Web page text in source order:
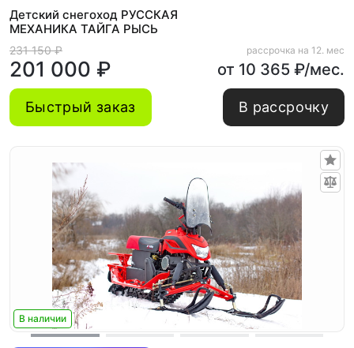
Детский снегоход РУССКАЯ
МЕХАНИКА ТАЙГА РЫСЬ
231 150 ₽
201 000 ₽
рассрочка на 12. мес
от 10 365 ₽/мес.
Быстрый заказ В рассрочку
В наличии